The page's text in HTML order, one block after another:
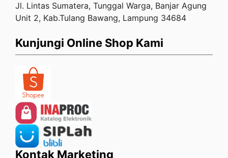
Jl. Lintas Sumatera, Tunggal Warga, Banjar Agung
Unit 2, Kab.Tulang Bawang, Lampung 34684
Kunjungi Online Shop Kami
Kontak Marketing